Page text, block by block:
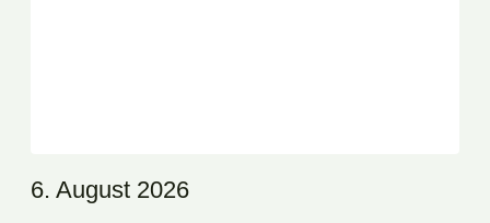
6. August 2026